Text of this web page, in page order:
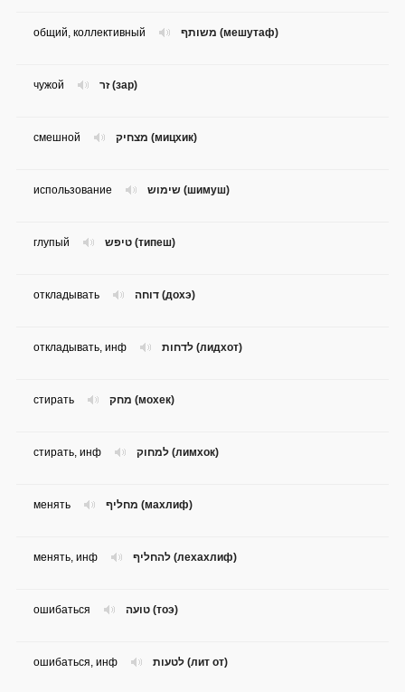
משותף (мешутаф) общий, коллективный
זר (зар) чужой
מצחיק (мицхик) смешной
שימוש (шимуш) использование
טיפש (типеш) глупый
דוחה (дохэ) откладывать
לדחות (лидхот) откладывать, инф
מחק (мохек) стирать
למחוק (лимхок) стирать, инф
מחליף (махлиф) менять
להחליף (лехахлиф) менять, инф
טועה (тоэ) ошибаться
לטעות (лит от) ошибаться, инф